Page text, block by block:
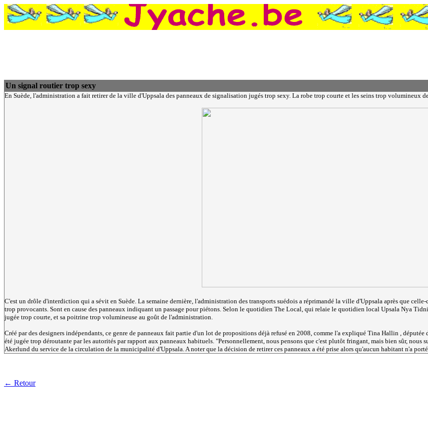
Un signal routier trop sexy
En Suède, l'administration a fait retirer de la ville d'Uppsala des panneaux de signalisation jugés trop sexy. La robe trop courte et les seins trop volumineux
C'est un drôle d'interdiction qui a sévit en Suède. La semaine dernière, l'administration des transports suédois a réprimandé la ville d'Uppsala après que
trop provocants. Sont en cause des panneaux indiquant un passage pour piétons. Selon le quotidien The Local, qui relaie le quotidien local Upsala Nya
jugée trop courte, et sa poitrine trop volumineuse au goût de l'administration.
Créé par des designers indépendants, ce genre de panneaux fait partie d'un lot de propositions déjà refusé en 2008, comme l'a expliqué Tina Hallin ,
été jugée trop déroutante par les autorités par rapport aux panneaux habituels. "Personnellement, nous pensons que c'est plutôt fringant, mais bien sûr,
Akerlund du service de la circulation de la municipalité d'Uppsala. A noter que la décision de retirer ces panneaux a été prise alors qu'aucun habitant n'a
← Retour